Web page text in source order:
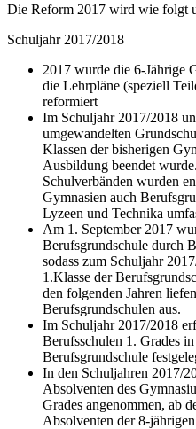
Die Reform 2017 wird wie folgt
Schuljahr 2017/2018
2017 wurde die 6-Jährige
die Lehrpläne (speziell
reformiert
Im Schuljahr 2017/2018
umgewandelten
Klassen der bisherigen
Ausbildung beendet
Schulverbänden wurden
Gymnasien auch
Lyzeen und Technika
Am 1. September 2017
Berufsgrundschule durch
sodass zum Schuljahr
1.Klasse der
den folgenden Jahren
Berufsgrundschulen aus.
Im Schuljahr 2017/2018
Berufsschulen 1. Grades
Berufsgrundschule
In den Schuljahren 2017/
Absolventen des
Grades angenommen, ab
Absolventen der 8-